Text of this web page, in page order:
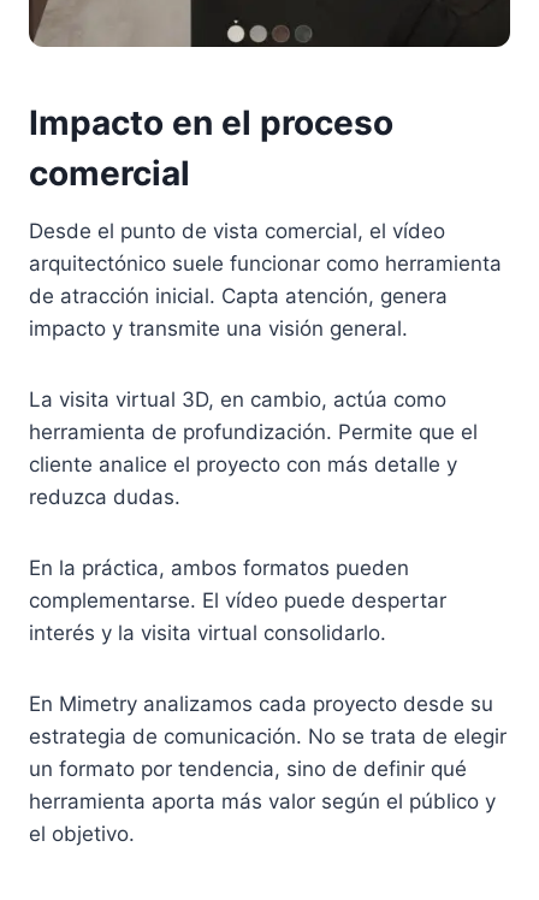
Impacto en el proceso
comercial
Desde el punto de vista comercial, el vídeo
arquitectónico suele funcionar como herramienta
de atracción inicial. Capta atención, genera
impacto y transmite una visión general.
La visita virtual 3D, en cambio, actúa como
herramienta de profundización. Permite que el
cliente analice el proyecto con más detalle y
reduzca dudas.
En la práctica, ambos formatos pueden
complementarse. El vídeo puede despertar
interés y la visita virtual consolidarlo.
En Mimetry analizamos cada proyecto desde su
estrategia de comunicación. No se trata de elegir
un formato por tendencia, sino de definir qué
herramienta aporta más valor según el público y
el objetivo.